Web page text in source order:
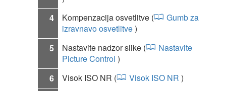
4
Kompenzacija osvetlitve (
Gumb za
izravnavo osvetlitve)
5
Nastavite nadzor slike (
Nastavite
Picture Control )
6
Visok ISO NR ( Visok ISO NR )